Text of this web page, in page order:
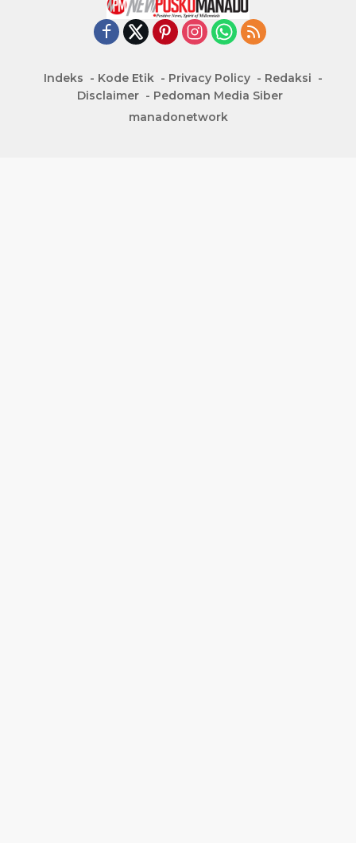
Indeks Kode Etik Privacy Policy
Redaksi
Disclaimer
Pedoman Media Siber
manadonetwork